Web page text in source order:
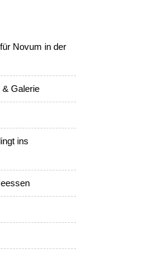
Novum in der
Galerie
ins